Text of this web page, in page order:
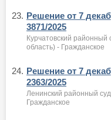
23. Решение от 7
3871/2025
Курчатовский районный
область) - Гражданское
24. Решение от 7
2363/2025
Ленинский районный
Гражданское